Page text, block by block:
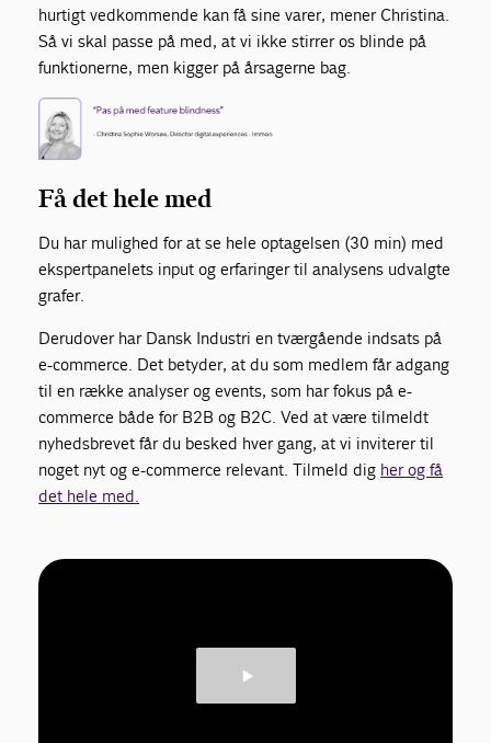
hurtigt vedkommende kan få sine varer, mener Christina.
Så vi skal passe på med, at vi ikke stirreros blinde på
funktionerne, men kigger på årsagerne bag.
Få det hele med
Du har mulighed for at se hele optagelsen (30 min) med
ekspertpanelets input og erfaringer til analysens udvalgte
grafer.
Derudover har Dansk Industri en tværgående indsats på
e-commerce. Det betyder, at du som medlem får adgang
til en række analyser og events, som har fokus på e-
commerce både for B2B og B2C. Ved at være tilmeldt
nyhedsbrevet får du besked hver gang, at vi inviterer til
noget nyt og e-commerce relevant. Tilmeld dig her og få
det hele med.